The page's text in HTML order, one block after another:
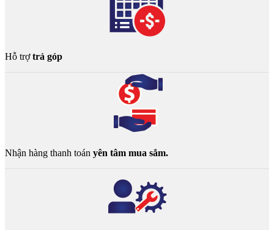
Hỗ trợtrả góp
Nhận hàng thanh toán yên tâm mua sắm.